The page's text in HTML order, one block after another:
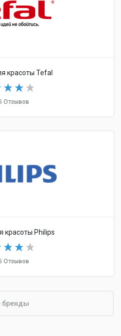
красоты Tefal
Отзывов
красоты Philips
Отзывов
бренды